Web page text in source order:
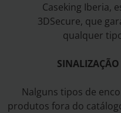
Caseking Iberia,
3DSecure, que
qualquer
Nalguns tipos de
produtos fora do